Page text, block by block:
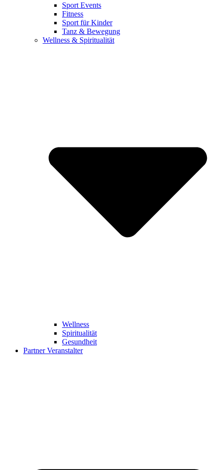
Sport Events
Fitness
Sport für Kinder
Tanz & Bewegung
Wellness & Spiritualität
Wellness
Spiritualität
Gesundheit
Partner Veranstalter